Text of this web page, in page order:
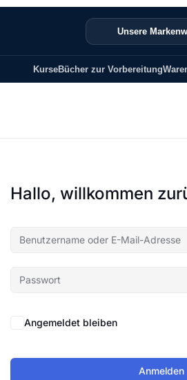
Unsere
KurseBücher zur Vorbereitung
Hallo, willkommen
Angemeldet bleiben
Anmelden